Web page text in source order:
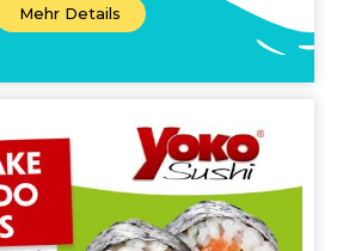
Mehr Details